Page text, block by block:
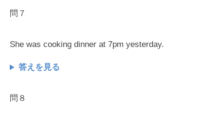
問７
She was cooking dinner at 7pm yesterday.
答えを見る
問８